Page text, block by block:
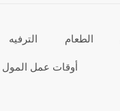
الطعام الترفيه
أوقات عمل المول